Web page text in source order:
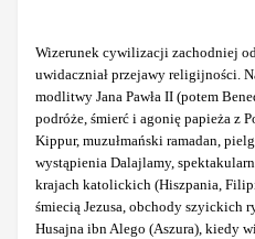
Wizerunek cywilizacji zachodniej
uwidaczniał przejawy religijności.
modlitwy Jana Pawła II (potem
podróże, śmierć i agonię papieża z
Kippur, muzułmański ramadan,
wystąpienia Dalajlamy,
krajach katolickich (Hiszpania,
śmiecią Jezusa, obchody szyickich
Husajna ibn Alego (Aszura), kiedy